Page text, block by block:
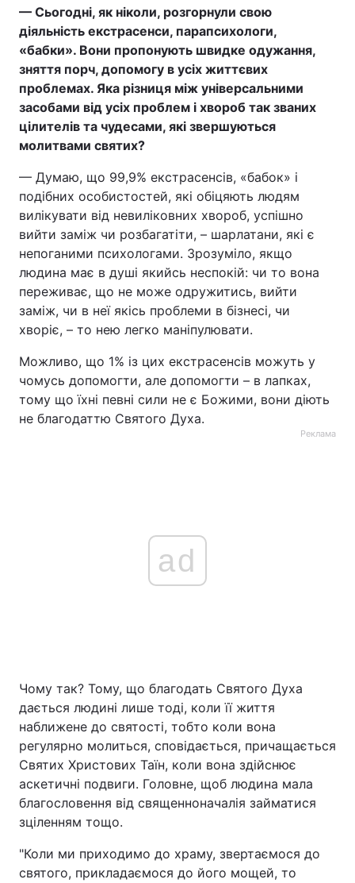
— Сьогодні, як ніколи, розгорнули свою
діяльність екстрасенси, парапсихологи,
«бабки». Вони пропонують швидке одужання,
зняття порч, допомогу в усіх життєвих
проблемах. Яка різниця між універсальними
засобами від усіх проблем і хвороб так званих
цілителів та чудесами, які звершуються
молитвами святих?
— Думаю, що 99,9% екстрасенсів, «бабок» і
подібних особистостей, які обіцяють людям
вилікувати від невиліковних хвороб, успішно
вийти заміж чи розбагатіти, – шарлатани, які є
непоганими психологами. Зрозуміло, якщо
людина має в душі якийсь неспокій: чи то вона
переживає, що не може одружитись, вийти
заміж, чи в неї якісь проблеми в бізнесі, чи
хворіє, – то нею легко маніпулювати.
Можливо, що 1% із цих екстрасенсів можуть у
чомусь допомогти, але допомогти – в лапках,
тому що їхні певні сили не є Божими, вони діють
не благодаттю Святого Духа.
Реклама
ad
Чому так? Тому, що благодать Святого Духа
дається людині лише тоді, коли її життя
наближене до святості, тобто коли вона
регулярно молиться, сповідається, причащається
Святих Христових Таїн, коли вона здійснює
аскетичні подвиги. Головне, щоб людина мала
благословення від священноначалія займатися
зціленням тощо.
"Коли ми приходимо до храму, звертаємося до
святого, прикладаємося до його мощей, то